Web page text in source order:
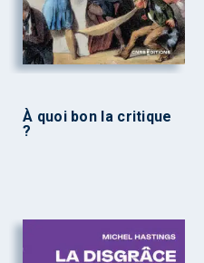
À quoi bon la critique
?